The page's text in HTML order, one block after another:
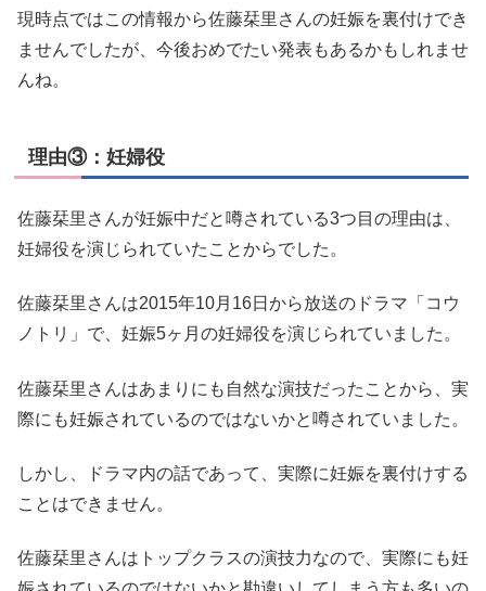
現時点ではこの情報から佐藤栞里さんの妊娠を裏付けでき
ませんでしたが、今後おめでたい発表もあるかもしれませ
んね。
理由③：妊婦役
佐藤栞里さんが妊娠中だと噂されている3つ目の理由は、
妊婦役を演じられていたことからでした。
佐藤栞里さんは2015年10月16日から放送のドラマ「コウ
ノトリ」で、妊娠5ヶ月の妊婦役を演じられていました。
佐藤栞里さんはあまりにも自然な演技だったことから、実
際にも妊娠されているのではないかと噂されていました。
しかし、ドラマ内の話であって、実際に妊娠を裏付けする
ことはできません。
佐藤栞里さんはトップクラスの演技力なので、実際にも妊